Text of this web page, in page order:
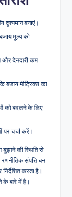
दृश्यमान बनाएं।
मूल्य को
और देनदारी कम
बजाय मीट्रिक्स का
को बदलने के लिए
पर चर्चा करें।
बुझाने की स्थिति से
संपत्ति बन
करता है।
के बारे में है।